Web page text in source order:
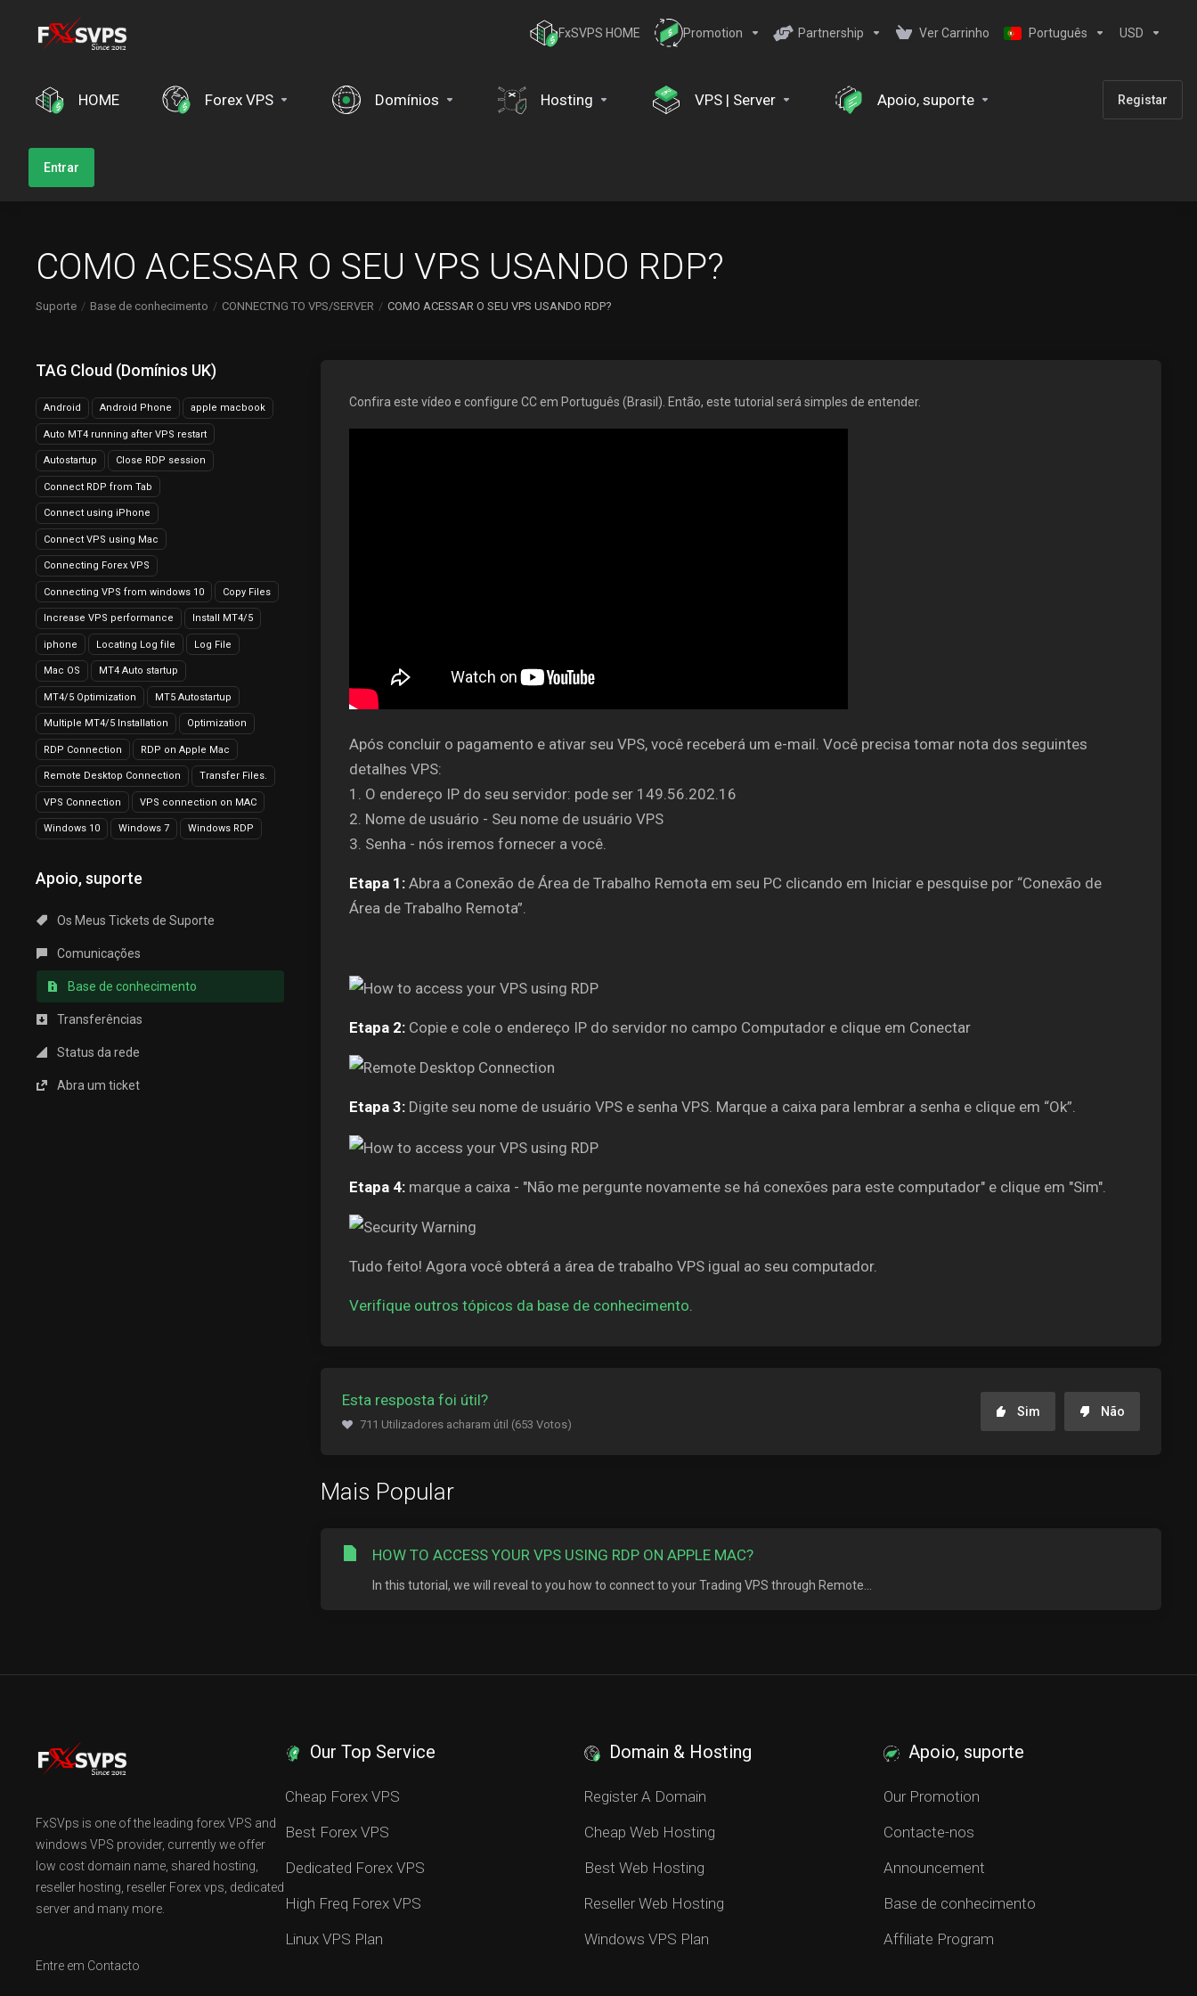
FxSVPS HOME Promotion Partnership Ver Carrinho Português USD
HOME Forex VPS Domínios Hosting VPS | Server Apoio, suporte Registar
Entrar
COMO ACESSAR O SEU VPS USANDO RDP?
Suporte Base de conhecimento CONNECTNG TO VPS/SERVER COMO ACESSAR O SEU VPS USANDO RDP?
TAG Cloud (Domínios UK)
Android Android Phone apple macbook
Auto MT4 running after VPS restart
Autostartup Close RDP session
Connect RDP from Tab
Connect using iPhone
Connect VPS using Mac
Connecting Forex VPS
Connecting VPS from windows 10 Copy Files
Increase VPS performance Install MT4/5
iphone Locating Log file Log File
Mac OS MT4 Auto startup
MT4/5 Optimization MT5 Autostartup
Multiple MT4/5 Installation Optimization
RDP Connection RDP on Apple Mac
Remote Desktop Connection Transfer Files.
VPS Connection VPS connection on MAC
Windows 10 Windows 7 Windows RDP
Apoio, suporte
Os Meus Tickets de Suporte
Comunicações
Base de conhecimento
Transferências
Status da rede
Abra um ticket
Confira este vídeo e configure CC em Português (Brasil). Então, este tutorial será simples de entender.
Após concluir o pagamento e ativar seu VPS, você receberá um e-mail. Você precisa tomar nota dos seguintes
detalhes VPS:
1. O endereço IP do seu servidor: pode ser 149.56.202.16
2. Nome de usuário - Seu nome de usuário VPS
3. Senha - nós iremos fornecer a você.
Etapa 1: Abra a Conexão de Área de Trabalho Remota em seu PC clicando em Iniciar e pesquise por “Conexão de
Área de Trabalho Remota”.
Etapa 2: Copie e cole o endereço IP do servidor no campo Computador e clique em Conectar
Etapa 3: Digite seu nome de usuário VPS e senha VPS. Marque a caixa para lembrar a senha e clique em “Ok”.
Etapa 4: marque a caixa - "Não me pergunte novamente se há conexões para este computador" e clique em "Sim".
Tudo feito! Agora você obterá a área de trabalho VPS igual ao seu computador.
Verifique outros tópicos da base de conhecimento.
Esta resposta foi útil?
711 Utilizadores acharam útil (653 Votos)
Sim Não
Mais Popular
HOW TO ACCESS YOUR VPS USING RDP ON APPLE MAC?
In this tutorial, we will reveal to you how to connect to your Trading VPS through Remote...
FxSVps is one of the leading forex VPS and
windows VPS provider, currently we offer
low cost domain name, shared hosting,
reseller hosting, reseller Forex vps, dedicated
server and many more.
Entre em Contacto
Our Top Service
Cheap Forex VPS
Best Forex VPS
Dedicated Forex VPS
High Freq Forex VPS
Linux VPS Plan
Domain & Hosting
Register A Domain
Cheap Web Hosting
Best Web Hosting
Reseller Web Hosting
Windows VPS Plan
Apoio, suporte
Our Promotion
Contacte-nos
Announcement
Base de conhecimento
Affiliate Program